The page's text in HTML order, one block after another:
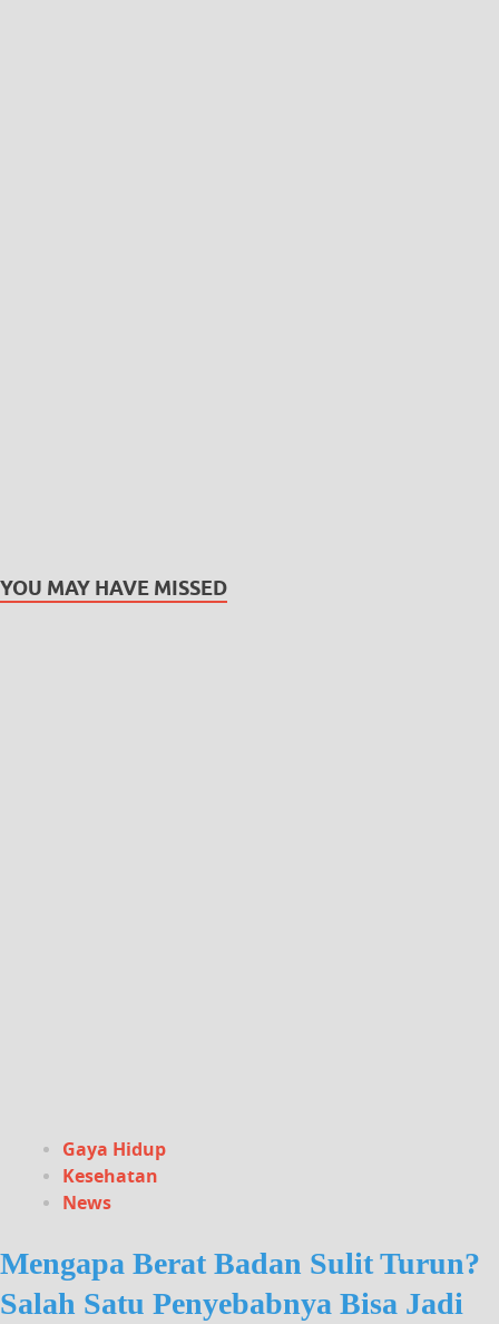
YOU MAY HAVE MISSED
Gaya Hidup
Kesehatan
News
Mengapa Berat Badan Sulit Turun?
Salah Satu Penyebabnya Bisa Jadi